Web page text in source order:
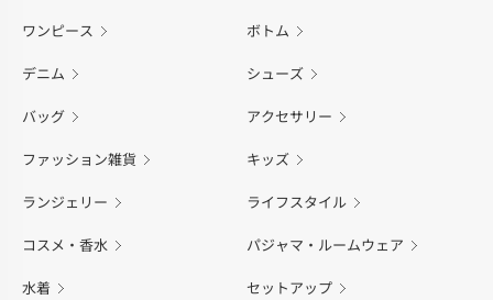
ワンピース ボトム
デニム シューズ
バッグ アクセサリー
ファッション雑貨 キッズ
ランジェリー ライフスタイル
コスメ・香水 パジャマ・ルームウェア
水着 セットアップ